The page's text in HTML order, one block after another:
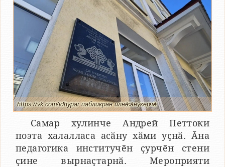
https://vk.com/idhypar пабликран илнӗ сӑнӳкерчӗк
Самар хулинче Андрей Петтоки
поэта халалласа асӑну хӑми уҫнӑ. Ӑна
педагогика институчӗн ҫурчӗн стени
ҫине вырнаҫтарнӑ. Мероприяти